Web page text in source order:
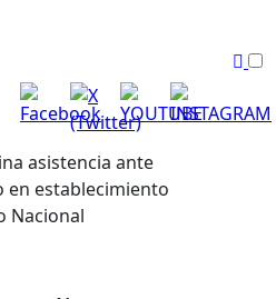
asistencia ante
en establecimiento
Nacional